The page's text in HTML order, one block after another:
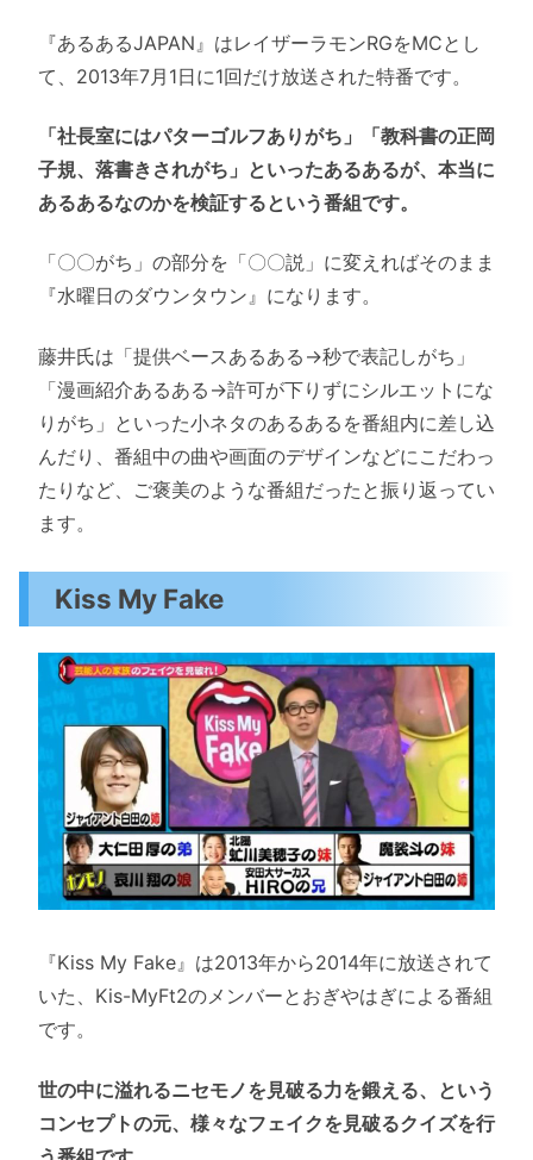
『あるあるJAPAN』はレイザーラモンRGをMCとし
て、2013年7月1日に1回だけ放送された特番です。
「社長室にはパターゴルフありがち」「教科書の正岡
子規、落書きされがち」といったあるあるが、本当に
あるあるなのかを検証するという番組です。
「〇〇がち」の部分を「〇〇説」に変えればそのまま
『水曜日のダウンタウン』になります。
藤井氏は「提供ベースあるある→秒で表記しがち」
「漫画紹介あるある→許可が下りずにシルエットにな
りがち」といった小ネタのあるあるを番組内に差し込
んだり、番組中の曲や画面のデザインなどにこだわっ
たりなど、ご褒美のような番組だったと振り返ってい
ます。
Kiss My Fake
『Kiss My Fake』は2013年から2014年に放送されて
いた、Kis-MyFt2のメンバーとおぎやはぎによる番組
です。
世の中に溢れるニセモノを見破る力を鍛える、という
コンセプトの元、様々なフェイクを見破るクイズを行